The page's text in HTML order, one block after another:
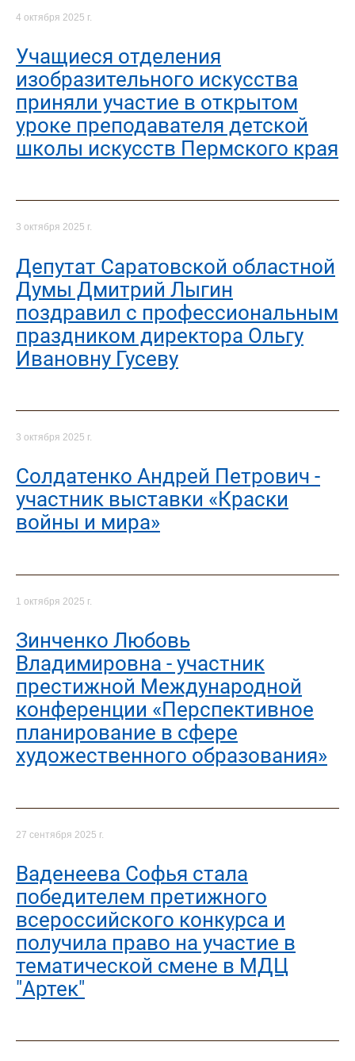
4 октября 2025 г.
Учащиеся отделения
изобразительного искусства
приняли участие в открытом
уроке преподавателя детской
школы искусств Пермского края
3 октября 2025 г.
Депутат Саратовской областной
Думы Дмитрий Лыгин
поздравил с профессиональным
праздником директора Ольгу
Ивановну Гусеву
3 октября 2025 г.
Солдатенко Андрей Петрович -
участник выставки «Краски
войны и мира»
1 октября 2025 г.
Зинченко Любовь
Владимировна - участник
престижной Международной
конференции «Перспективное
планирование в сфере
художественного образования»
27 сентября 2025 г.
Ваденеева Софья стала
победителем претижного
всероссийского конкурса и
получила право на участие в
тематической смене в МДЦ
"Артек"